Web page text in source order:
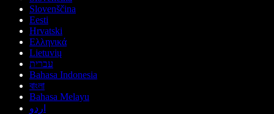
Slovenščina
Eesti
Hrvatski
Ελληνικά
Lietuvių
עברית
Bahasa Indonesia
বাংলা
Bahasa Melayu
اردو